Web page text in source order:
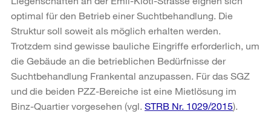
optimal für den Betrieb einer Suchtbehandlung. Die
Struktur soll soweit als möglich erhalten werden.
Trotzdem sind gewisse bauliche Eingriffe erforderlich, um
die Gebäude an die betrieblichen Bedürfnisse der
Suchtbehandlung Frankental anzupassen. Für das SGZ
und die beiden PZZ-Bereiche ist eine Mietlösung im
Binz-Quartier vorgesehen (vgl. STRB Nr. 1029/2015).